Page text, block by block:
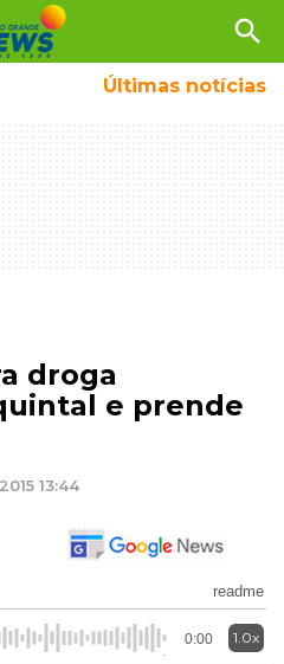
search
Últimas notícias
droga
e prende
13:44
readme
0:00 1.0x